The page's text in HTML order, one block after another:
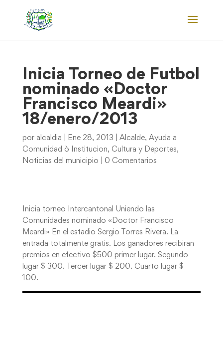
Inicia Torneo de Futbol
nominado «Doctor
Francisco Meardi»
18/enero/2013
por alcaldia Ene 28, 2013 Alcalde, Ayuda a
Comunidad ò Institucion, Cultura y Deportes,
Noticias del municipio
0 Comentarios
Inicia torneo Intercantonal Uniendo las
Comunidades nominado «Doctor Francisco
Meardi» En el estadio Sergio Torres Rivera. La
entrada totalmente gratis. Los ganadores recibiran
premios en efectivo $500 primer lugar. Segundo
lugar $ 300. Tercer lugar $ 200. Cuarto lugar $
100.